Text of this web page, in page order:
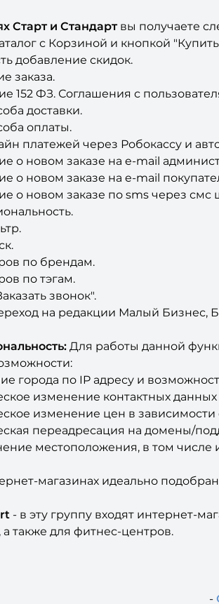
Старт и Стандартвы получаете
с Корзиной и кнопкой
добавление скидок.
заказа.
152 ФЗ. Соглашения с
доставки.
оплаты.
платежей через Робокассу и
о новом заказе на e-mail
о новом заказе на e-mail
о новом заказе по sms через смс
по брендам.
по тэгам.
звонок".
на редакции Малый Бизнес,
Для работы данной
города по IP адресу и
изменение контактных
изменение цен в
переадресация на домены/
местоположения, в том числе
магазинах идеально
- в эту группу входят интернет-
а также для фитнес-центров.
-